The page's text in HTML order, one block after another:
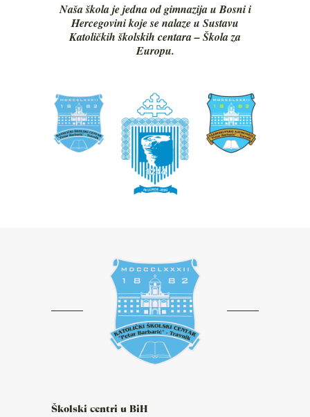
Naša škola je jedna od gimnazija u Bosni i
Hercegovini koje se nalaze u Sustavu
Katoličkih školskih centara – Škola za
Europu.
Školski centri u BiH